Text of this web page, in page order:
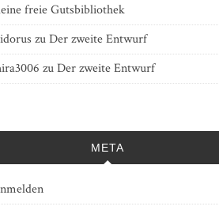
freie Gutsbibliothek
zuDer zweite Entwurf
zuDer zweite Entwurf
META